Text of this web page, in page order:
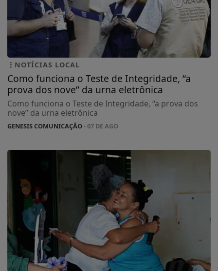
NOTÍCIAS LOCAL
Como funciona o Teste de Integridade, “a
prova dos nove” da urna eletrônica
Como funciona o Teste de Integridade, “a prova dos
nove” da urna eletrônica
GENESIS COMUNICAÇÃO- 07 DE AGO